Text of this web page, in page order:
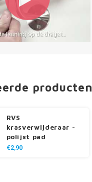
producten
RVS
krasverwijderaar -
polijst pad
€2,90